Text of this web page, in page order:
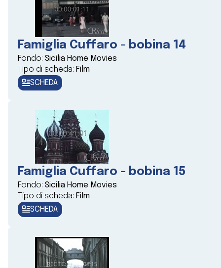
Famiglia Cuffaro - bobina 14
Fondo: Sicilia Home Movies
Tipo di scheda: Film
SCHEDA
Famiglia Cuffaro - bobina 15
Fondo: Sicilia Home Movies
Tipo di scheda: Film
SCHEDA